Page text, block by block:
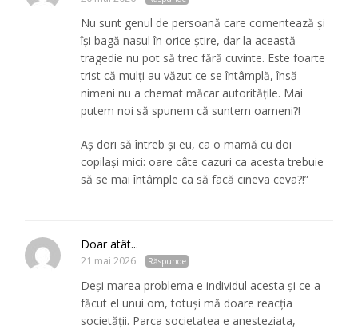
Nu sunt genul de persoană care comentează și
își bagă nasul în orice știre, dar la această
tragedie nu pot să trec fără cuvinte. Este foarte
trist că mulți au văzut ce se întâmplă, însă
nimeni nu a chemat măcar autoritățile. Mai
putem noi să spunem că suntem oameni?!
Aș dori să întreb și eu, ca o mamă cu doi
copilași mici: oare câte cazuri ca acesta trebuie
să se mai întâmple ca să facă cineva ceva?!”
Doar atât...
21 mai 2026 Răspunde
Deși marea problema e individul acesta și ce a
făcut el unui om, totuși mă doare reacția
societății. Parca societatea e anesteziata,